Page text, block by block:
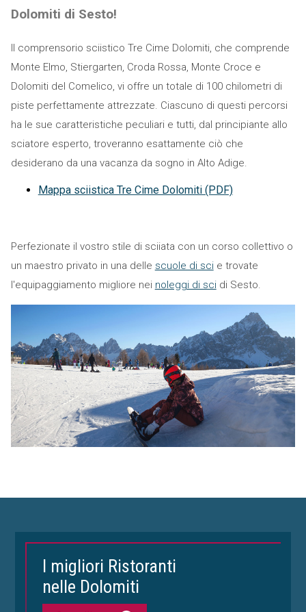
Dolomiti di Sesto!
Il comprensorio sciistico Tre Cime Dolomiti, che comprende
Monte Elmo, Stiergarten, Croda Rossa, Monte Croce e
Dolomiti del Comelico, vi offre un totale di 100 chilometri di
piste perfettamente attrezzate. Ciascuno di questi percorsi
ha le sue caratteristiche peculiari e tutti, dal principiante allo
sciatore esperto, troveranno esattamente ciò che
desiderano da una vacanza da sogno in Alto Adige.
Mappa sciistica Tre Cime Dolomiti (PDF)
Perfezionate il vostro stile di sciiata con un corso collettivo o
un maestro privato in una delle scuole di scie trovate
l'equipaggiamento migliore nei noleggi di scidi Sesto.
I migliori Ristoranti
nelle Dolomiti